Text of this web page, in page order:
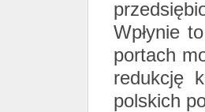
Wpłynie
portach
redukcję
polskich